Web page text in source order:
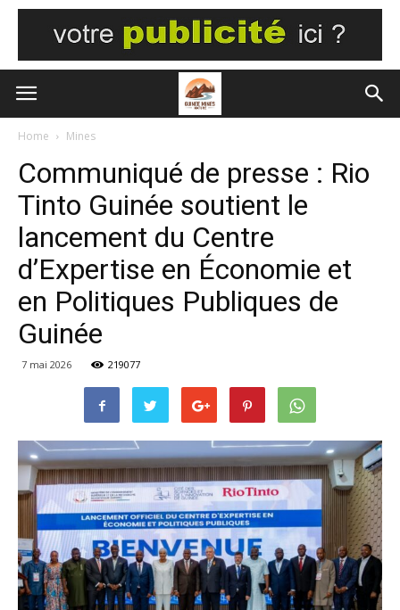
Home Mines
Communiqué de presse : Rio
Tinto Guinée soutient le
lancement du Centre
d’Expertise en Économie et
en Politiques Publiques de
Guinée
7 mai 2026 219077